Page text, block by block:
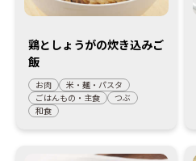
鶏としょうがの炊き込みご
飯
お肉
米・麺・パスタ
ごはんもの・主食
つぶ
和食